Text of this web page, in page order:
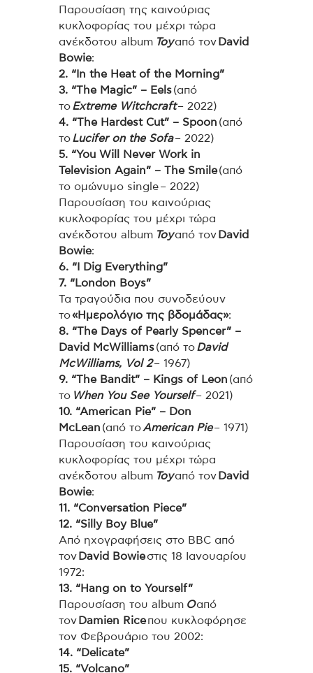
Παρουσίαση της καινούριας
κυκλοφορίας του μέχρι τώρα
ανέκδοτου album Toyαπό τον David
Bowie:
2. “In the Heat of the Morning”
3. “The Magic” – Eels(από
τοExtreme Witchcraft– 2022)
4. “The Hardest Cut” – Spoon (από
τοLucifer on the Sofa– 2022)
5. “You Will Never Work in
Television Again” – The Smile(από
το ομώνυμο single – 2022)
Παρουσίαση του καινούριας
κυκλοφορίας του μέχρι τώρα
ανέκδοτου album Toyαπό τον David
Bowie:
6. “I Dig Everything”
7. “London Boys”
Τα τραγούδια που συνοδεύουν
το«Ημερολόγιο της βδομάδας»:
8. “The Days of Pearly Spencer” –
David McWilliams(από τοDavid
McWilliams, Vol 2– 1967)
9. “The Bandit” – Kings of Leon (από
το When You See Yourself– 2021)
10. “American Pie” – Don
McLean (από τοAmerican Pie– 1971)
Παρουσίαση του καινούριας
κυκλοφορίας του μέχρι τώρα
ανέκδοτου album Toyαπό τον David
Bowie:
11. “Conversation Piece”
12. “Silly Boy Blue”
Από ηχογραφήσεις στο BBC από
τον David Bowieστις 18 Ιανουαρίου
1972:
13. “Hang on to Yourself”
Παρουσίαση του album Oαπό
τον Damien Riceπου κυκλοφόρησε
τον Φεβρουάριο του 2002:
14. “Delicate”
15. “Volcano”